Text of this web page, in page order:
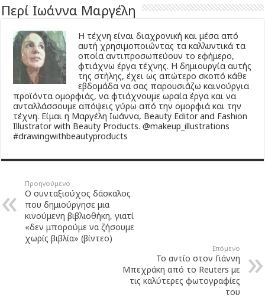
Περί Ιωάννα Μαργέλη
Η τέχνη είναι διαχρονική και μέσα από
αυτή χρησιμοποιώντας τα καλλυντικά τα
οποία αντιπροσωπεύουν το εφήμερο,
φτιάχνω έργα τέχνης. Η δημιουργία αυτής
της στήλης, έχει ως απώτερο σκοπό κάθε
εβδομάδα να σας παρουσιάζω καινούργια
προϊόντα ομορφιάς, να φτιάχνουμε ωραία έργα και να
ανταλλάσσουμε απόψεις γύρω από την ομορφιά και την
τέχνη. Είμαι η Μαργέλη Ιωάννα, Beauty Editor and Fashion
Illustrator with Beauty Products. @makeup_illustrations
#drawingwithbeautyproducts
Προηγούμενο
Ο συνταξιούχος δάσκαλος
που δημιούργησε μια
κινούμενη βιβλιοθήκη, γιατί
«δεν μπορούμε να ζήσουμε
χωρίς βιβλία» (βίντεο)
Επόμενο
Το αντίο στον Γιάννη
Μπεχράκη από το Reuters με
τις καλύτερες φωτογραφίες
του